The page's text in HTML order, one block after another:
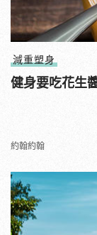
減重塑身
健身要吃花生
約翰約翰